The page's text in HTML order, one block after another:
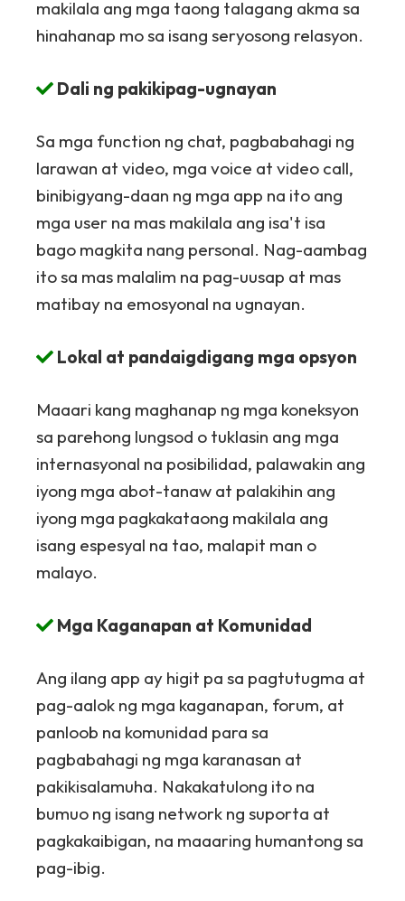
makilala ang mga taong talagang akma sa
hinahanap mo sa isang seryosong relasyon.
Dali ng pakikipag-ugnayan
Sa mga function ng chat, pagbabahagi ng
larawan at video, mga voice at video call,
binibigyang-daan ng mga app na ito ang
mga user na mas makilala ang isa't isa
bago magkita nang personal. Nag-aambag
ito sa mas malalim na pag-uusap at mas
matibay na emosyonal na ugnayan.
Lokal at pandaigdigang mga opsyon
Maaari kang maghanap ng mga koneksyon
sa parehong lungsod o tuklasin ang mga
internasyonal na posibilidad, palawakin ang
iyong mga abot-tanaw at palakihin ang
iyong mga pagkakataong makilala ang
isang espesyal na tao, malapit man o
malayo.
Mga Kaganapan at Komunidad
Ang ilang app ay higit pa sa pagtutugma at
pag-aalok ng mga kaganapan, forum, at
panloob na komunidad para sa
pagbabahagi ng mga karanasan at
pakikisalamuha. Nakakatulong ito na
bumuo ng isang network ng suporta at
pagkakaibigan, na maaaring humantong sa
pag-ibig.